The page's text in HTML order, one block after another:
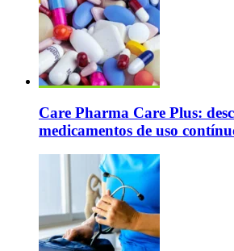
Care Pharma Care Plus:
medicamentos de uso